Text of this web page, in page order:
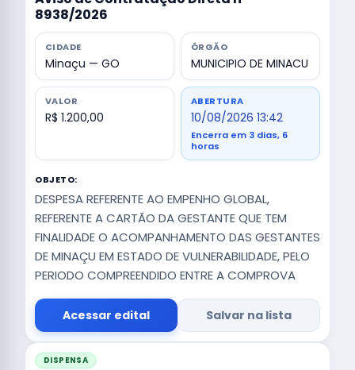
8938/2026
CIDADE
Minaçu — GO
ÓRGÃO
MUNICIPIO DE MINACU
VALOR
R$ 1.200,00
ABERTURA
10/08/2026 13:42
Encerra em 3 dias, 6
horas
OBJETO:
DESPESA REFERENTE AO EMPENHO GLOBAL,
REFERENTE A CARTÃO DA GESTANTE QUE TEM
FINALIDADE O ACOMPANHAMENTO DAS GESTANTES
DE MINAÇU EM ESTADO DE VULNERABILIDADE, PELO
PERIODO COMPREENDIDO ENTRE A COMPROVA
Acessar edital Salvar na lista
DISPENSA